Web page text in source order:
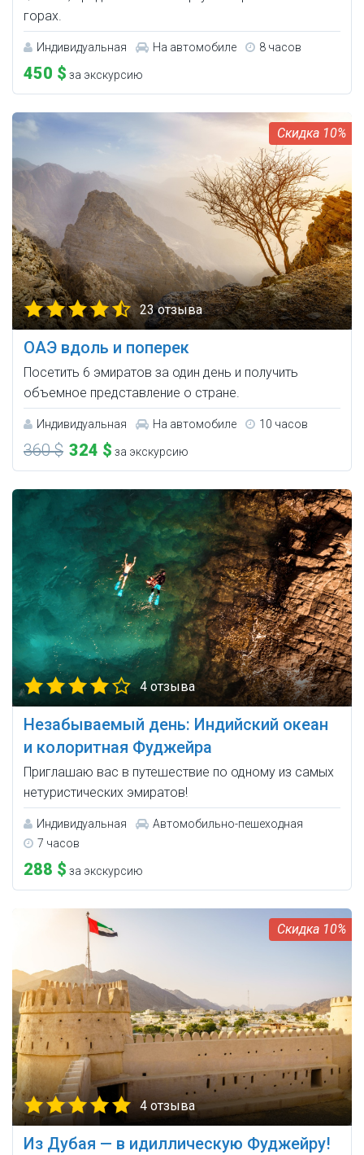
горах.
Индивидуальная На автомобиле 8 часов
450 $ за экскурсию
10%
23 отзыва
ОАЭ вдоль и поперек
Посетить 6 эмиратов за один день и получить
объемное представление о стране.
Индивидуальная На автомобиле 10 часов
360 $ 324 $ за экскурсию
4 отзыва
Незабываемый день: Индийский океан
и колоритная Фуджейра
Приглашаю вас в путешествие по одному из самых
нетуристических эмиратов!
Индивидуальная
Автомобильно-пешеходная
7 часов
288 $ за экскурсию
10%
4 отзыва
Из Дубая — в идиллическую Фуджейру!